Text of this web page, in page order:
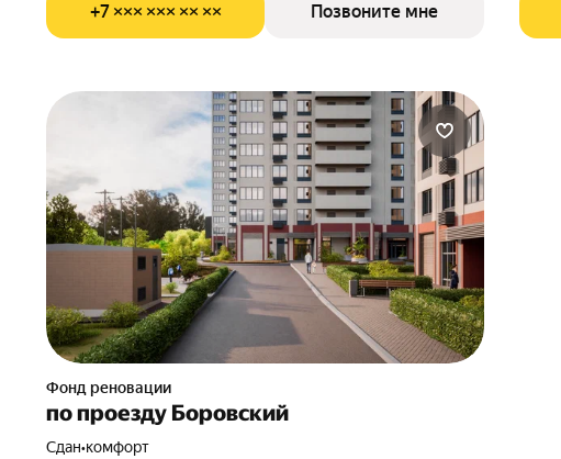
+7 ××× ××× ×× ×× Позвоните мне
Фонд реновации
по проезду Боровский
Сдан•комфорт